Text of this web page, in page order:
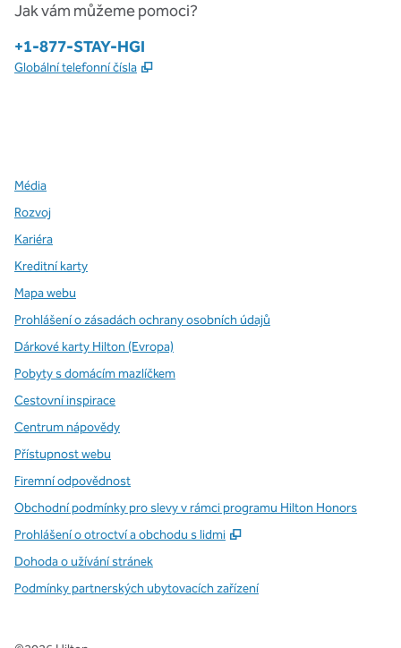
Jak vám můžeme pomoci?
Telefon:
+1-877-STAY-HGI
Globální telefonní čísla ,
Média
Rozvoj
Kariéra
Kreditní karty
Mapa webu
Prohlášení o zásadách ochrany osobních údajů
Dárkové karty Hilton (Evropa)
Pobyty s domácím mazlíčkem
Cestovní inspirace
Centrum nápovědy
Přístupnost webu
Firemní odpovědnost
Obchodní podmínky pro slevy v rámci programu Hilton Honors
Prohlášení o otroctví a obchodu s lidmi
,
Dohoda o užívání stránek
Podmínky partnerských ubytovacích zařízení